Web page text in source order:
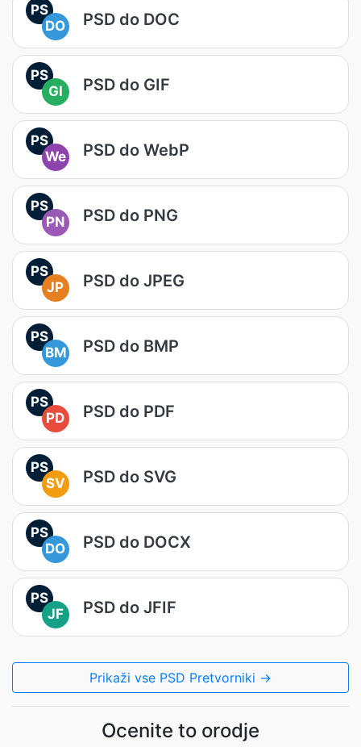
PS
DO
PSD do DOC
PS
GI
PSD do GIF
PS
We
PSD do WebP
PS
PN
PSD do PNG
PS
JP
PSD do JPEG
PS
BM
PSD do BMP
PS
PD
PSD do PDF
PS
SV
PSD do SVG
PS
DO
PSD do DOCX
PS
JF
PSD do JFIF
Prikaži vse PSD Pretvorniki →
Ocenite to orodje